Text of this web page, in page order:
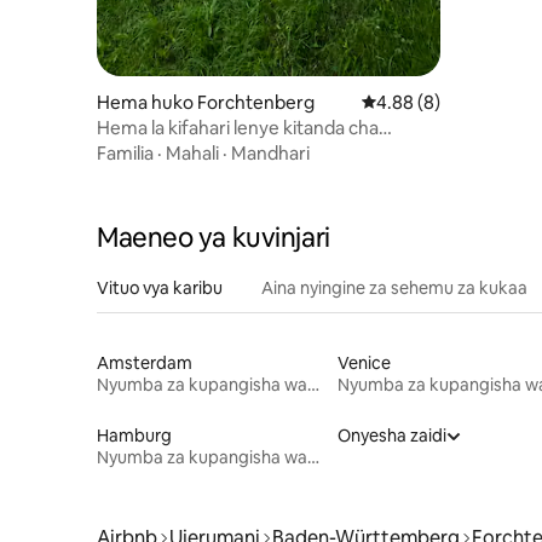
Hema huko Forchtenberg Ukadiriaji wa wastani
4.88 (8)
Hema la kifahari lenye kitanda cha
kimapenzi chenye paa la nguzo katikati
Familia · Mahali · Mandhari
Maeneo ya kuvinjari
Vituo vya karibu Aina nyingine za sehemu za kukaa
Amsterdam
Nyumba za kupangisha wakati wa likizo
Venice
Hamburg
Nyumba za kupangisha wakati wa likizo
Onyesha zaidi